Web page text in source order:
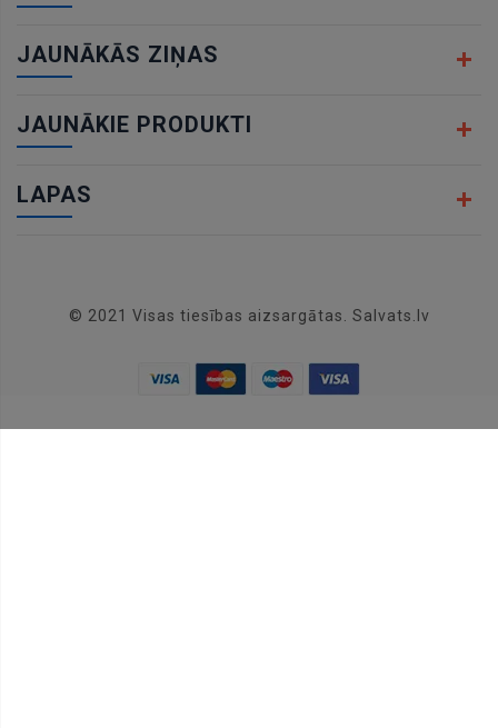
JAUNĀKĀS ZIŅAS
JAUNĀKIE PRODUKTI
LAPAS
© 2021 Visas tiesības aizsargātas. Salvats.lv